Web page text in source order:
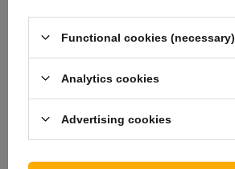
Functional cookies (necessary)
Analytics cookies
Advertising cookies